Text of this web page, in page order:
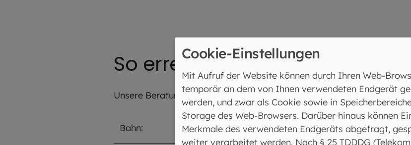
So erreichen Sie uns!
Unsere Beratungsstelle ist auch mit öffentlichen Verkehrsmitteln
Bahn: Haltestelle Freilassing Fußweg ca. 12 Minuten
Cookie-Einstellungen
Mit Aufruf der Website können durch Ihren Web-
temporär an dem von Ihnen verwendeten Endgerät
werden, und zwar als Cookie sowie in
Storage des Web-Browsers. Darüber hinaus können
Merkmale des verwendeten Endgeräts abgefragt,
weiter verarbeitet werden. Nach § 25 TDDDG